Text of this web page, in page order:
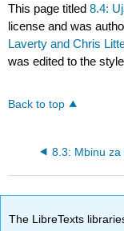
This page titled8.4:
license and was
Laverty and Chris
was edited to the
Back to top
The LibreTexts